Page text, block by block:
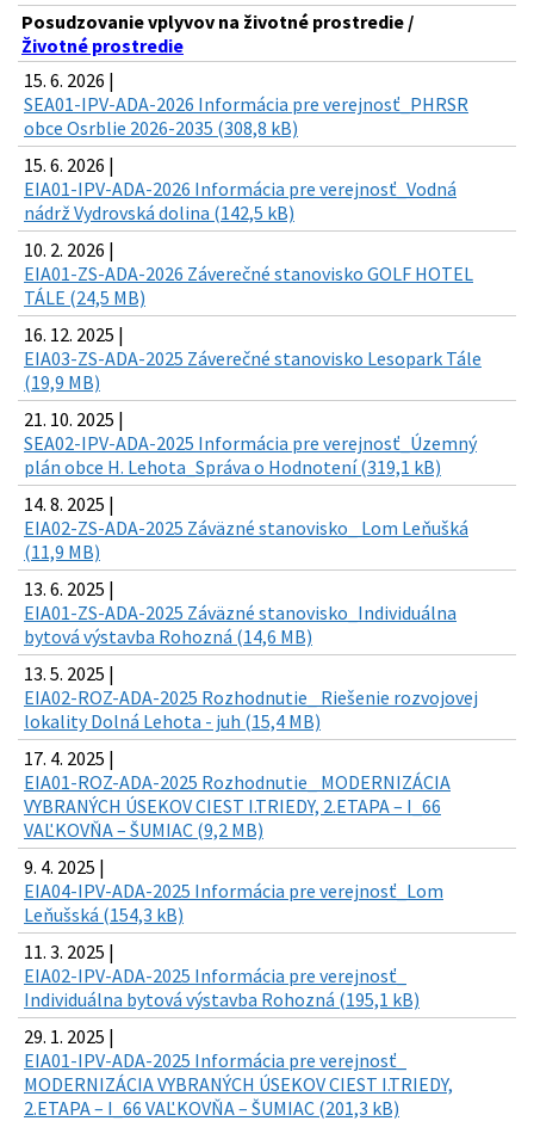
Posudzovanie vplyvov na životné prostredie /
Životné prostredie
15. 6. 2026 |
SEA01-IPV-ADA-2026 Informácia pre verejnosť_PHRSR
obce Osrblie 2026-2035 (308,8 kB)
15. 6. 2026 |
EIA01-IPV-ADA-2026 Informácia pre verejnosť_Vodná
nádrž Vydrovská dolina (142,5 kB)
10. 2. 2026 |
EIA01-ZS-ADA-2026 Záverečné stanovisko GOLF HOTEL
TÁLE (24,5 MB)
16. 12. 2025 |
EIA03-ZS-ADA-2025 Záverečné stanovisko Lesopark Tále
(19,9 MB)
21. 10. 2025 |
SEA02-IPV-ADA-2025 Informácia pre verejnosť_Územný
plán obce H. Lehota_Správa o Hodnotení (319,1 kB)
14. 8. 2025 |
EIA02-ZS-ADA-2025 Záväzné stanovisko_ Lom Leňušká
(11,9 MB)
13. 6. 2025 |
EIA01-ZS-ADA-2025 Záväzné stanovisko_Individuálna
bytová výstavba Rohozná (14,6 MB)
13. 5. 2025 |
EIA02-ROZ-ADA-2025 Rozhodnutie_ Riešenie rozvojovej
lokality Dolná Lehota - juh (15,4 MB)
17. 4. 2025 |
EIA01-ROZ-ADA-2025 Rozhodnutie_ MODERNIZÁCIA
VYBRANÝCH ÚSEKOV CIEST I.TRIEDY, 2.ETAPA – I_66
VAĽKOVŇA – ŠUMIAC (9,2 MB)
9. 4. 2025 |
EIA04-IPV-ADA-2025 Informácia pre verejnosť_Lom
Leňušská (154,3 kB)
11. 3. 2025 |
EIA02-IPV-ADA-2025 Informácia pre verejnosť_
Individuálna bytová výstavba Rohozná (195,1 kB)
29. 1. 2025 |
EIA01-IPV-ADA-2025 Informácia pre verejnosť_
MODERNIZÁCIA VYBRANÝCH ÚSEKOV CIEST I.TRIEDY,
2.ETAPA – I_66 VAĽKOVŇA – ŠUMIAC (201,3 kB)